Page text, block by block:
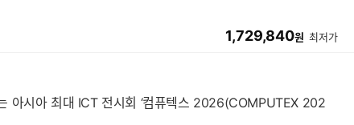
1,729,840원 최저가
시아 최대 ICT 전시회 ‘컴퓨텍스 2026(COMPUTEX 202